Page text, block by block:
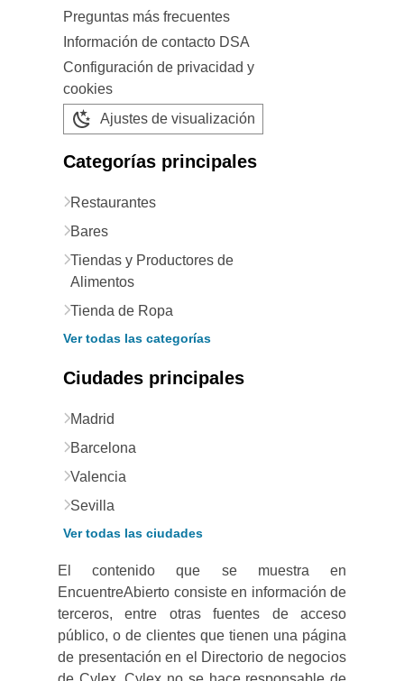
Preguntas más frecuentes
Información de contacto DSA
Configuración de privacidad y
cookies
Ajustes de visualización
Categorías principales
Restaurantes
Bares
Tiendas y Productores de
Alimentos
Tienda de Ropa
Ver todas las categorías
Ciudades principales
Madrid
Barcelona
Valencia
Sevilla
Ver todas las ciudades
El contenido que se muestra en
EncuentreAbierto consiste en información de
terceros, entre otras fuentes de acceso
público, o de clientes que tienen una página
de presentación en el Directorio de negocios